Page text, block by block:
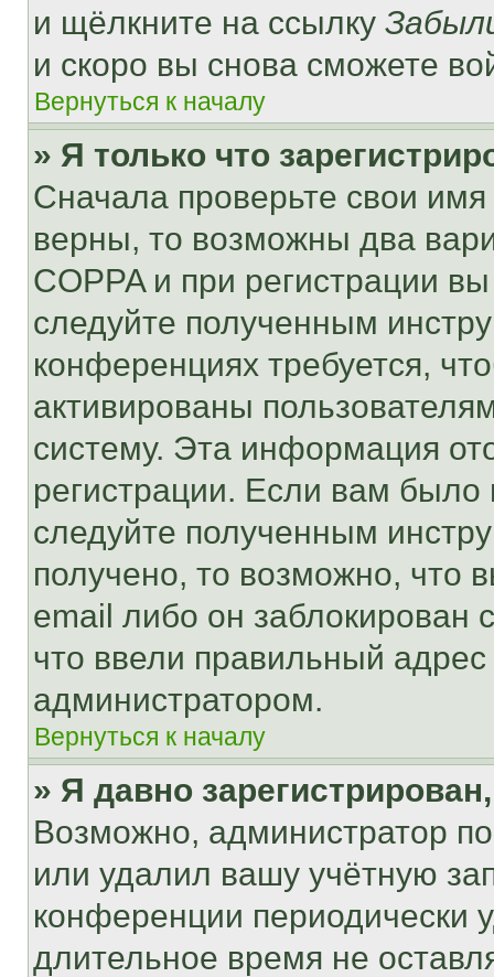
и щёлкните на ссылку
и скоро вы снова сможете
Вернуться к началу
» Я только что
Сначала проверьте свои
верны, то возможны два
COPPA и при регистрации
следуйте полученным
конференциях требуется,
активированы
систему. Эта информация
регистрации. Если вам
следуйте полученным
получено, то возможно, что
email либо он
что ввели правильный адрес
администратором.
Вернуться к началу
» Я давно
Возможно, администратор
или удалил вашу учётную
конференции периодически
длительное время не